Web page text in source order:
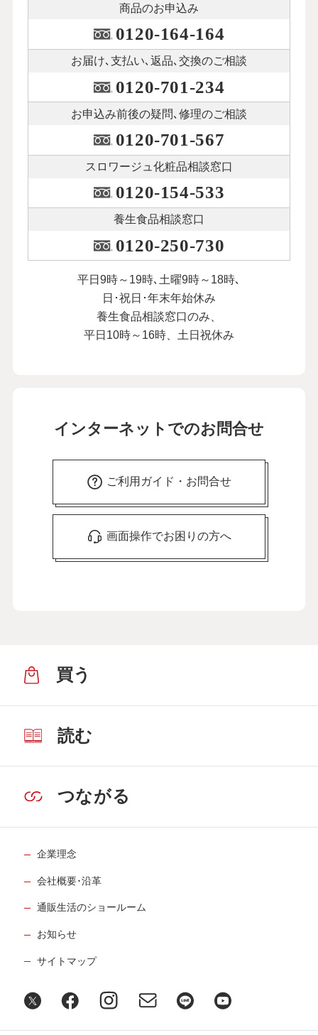
商品のお申込み
0120-164-164
お届け､支払い､ 返品､交換のご相談
0120-701-234
お申込み前後の疑問､修理のご相談
0120-701-567
スロワージュ化粧品相談窓口
0120-154-533
養生食品相談窓口
0120-250-730
平日9時～19時､土曜9時～18時､
日･祝日･年末年始休み
養生食品相談窓口のみ、
平日10時～16時、土日祝休み
インターネットでのお問合せ
ご利用ガイド・お問合せ
画面操作でお困りの方へ
買う
読む
つながる
企業理念
会社概要･沿革
通販生活のショールーム
お知らせ
サイトマップ